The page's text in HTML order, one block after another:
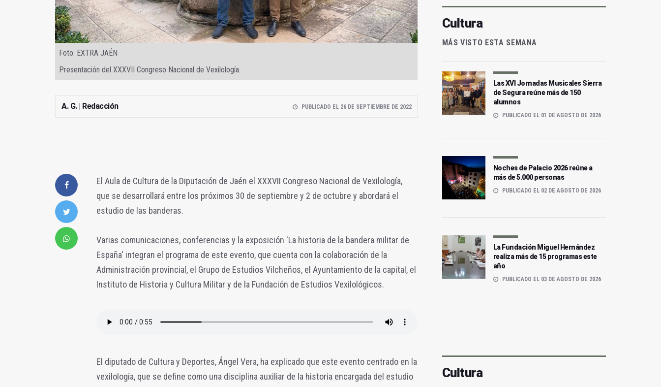
Foto: EXTRA JAÉN
Presentación del XXXVII Congreso Nacional de Vexilología.
A. G. | Redacción PUBLICADO EL 26 DE SEPTIEMBRE DE 2022
El Aula de Cultura de la Diputación de Jaén el XXXVII Congreso Nacional de Vexilología,
que se desarrollará entre los próximos 30 de septiembre y 2 de octubre y abordará el
estudio de las banderas.
Varias comunicaciones, conferencias y la exposición 'La historia de la bandera militar de
España' integran el programa de este evento, que cuenta con la colaboración de la
Administración provincial, el Grupo de Estudios Vilcheños, el Ayuntamiento de la capital, el
Instituto de Historia y Cultura Militar y de la Fundación de Estudios Vexilológicos.
El diputado de Cultura y Deportes, Ángel Vera, ha explicado que este evento centrado en la
vexilología, que se define como una disciplina auxiliar de la historia encargada del estudio
Cultura
MÁS VISTO ESTA SEMANA
Las XVI Jornadas Musicales Sierra
de Segura reúne más de 150
alumnos
PUBLICADO EL 01 DE AGOSTO DE 2026
Noches de Palacio 2026 reúne a
más de 5.000 personas
PUBLICADO EL 02 DE AGOSTO DE 2026
La Fundación Miguel Hernández
realiza más de 15 programas este
año
PUBLICADO EL 03 DE AGOSTO DE 2026
Cultura